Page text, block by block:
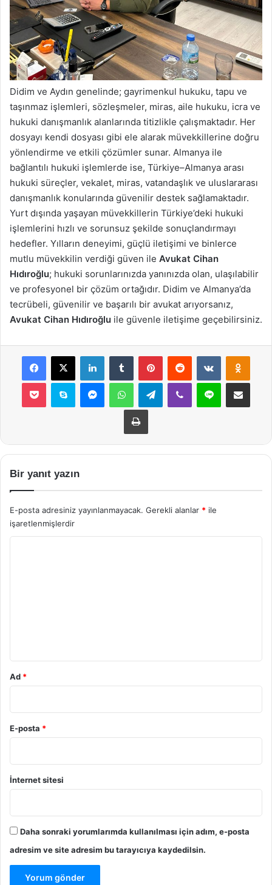
Didim ve Aydın genelinde; gayrimenkul hukuku, tapu ve
taşınmaz işlemleri, sözleşmeler, miras, aile hukuku, icra ve
hukuki danışmanlık alanlarında titizlikle çalışmaktadır. Her
dosyayı kendi dosyası gibi ele alarak müvekkillerine doğru
yönlendirme ve etkili çözümler sunar. Almanya ile
bağlantılı hukuki işlemlerde ise, Türkiye–Almanya arası
hukuki süreçler, vekalet, miras, vatandaşlık ve uluslararası
danışmanlık konularında güvenilir destek sağlamaktadır.
Yurt dışında yaşayan müvekkillerin Türkiye’deki hukuki
işlemlerini hızlı ve sorunsuz şekilde sonuçlandırmayı
hedefler. Yılların deneyimi, güçlü iletişimi ve binlerce
mutlu müvekkilin verdiği güven ile Avukat Cihan
Hıdıroğlu; hukuki sorunlarınızda yanınızda olan, ulaşılabilir
ve profesyonel bir çözüm ortağıdır. Didim ve Almanya’da
tecrübeli, güvenilir ve başarılı bir avukat arıyorsanız,
Avukat Cihan Hıdıroğlu ile güvenle iletişime geçebilirsiniz.
Facebook
X LinkedInTumblr PinterestReddit VKontakte
Pocket Skype MessengerWhatsAppTelegramViber Line E-Posta ile
Yazdır
Bir yanıt yazın
E-posta adresiniz yayınlanmayacak. Gerekli alanlar * ile
işaretlenmişlerdir
Ad *
E-posta *
İnternet sitesi
Daha sonraki yorumlarımda kullanılması için adım, e-posta
adresim ve site adresim bu tarayıcıya kaydedilsin.